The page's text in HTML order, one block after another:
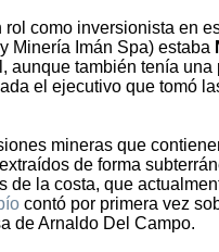
como inversionista en
Minería Imán Spa) estaba
aunque también tenía
el ejecutivo que tomó
mineras que
de forma
de la costa, que
contó por primera vez
de Arnaldo Del Campo.